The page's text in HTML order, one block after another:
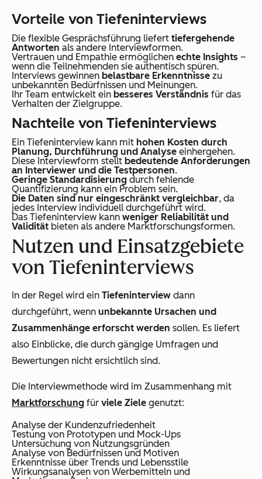
Vorteile von Tiefeninterviews
Die flexible Gesprächsführung liefert tiefergehende
Antworten als andere Interviewformen.
Vertrauen und Empathie ermöglichen echte Insights –
wenn die Teilnehmenden sie authentisch spüren.
Interviews gewinnen belastbare Erkenntnisse zu
unbekannten Bedürfnissen und Meinungen.
Ihr Team entwickelt ein besseres Verständnis für das
Verhalten der Zielgruppe.
Nachteile von Tiefeninterviews
Ein Tiefeninterview kann mit hohen Kosten durch
Planung, Durchführung und Analyse einhergehen.
Diese Interviewform stellt bedeutende Anforderungen
an Interviewer und die Testpersonen.
Geringe Standardisierung durch fehlende
Quantifizierung kann ein Problem sein.
Die Daten sind nur eingeschränkt vergleichbar, da
jedes Interview individuell durchgeführt wird.
Das Tiefeninterview kann weniger Reliabilität und
Validität bieten als andere Marktforschungsformen.
Nutzen und Einsatzgebiete
von Tiefeninterviews
In der Regel wird ein Tiefeninterview dann
durchgeführt, wenn unbekannte Ursachen und
Zusammenhänge erforscht werden sollen. Es liefert
also Einblicke, die durch gängige Umfragen und
Bewertungen nicht ersichtlich sind.
Die Interviewmethode wird im Zusammenhang mit
Marktforschung für viele Ziele genutzt:
Analyse der Kundenzufriedenheit
Testung von Prototypen und Mock-Ups
Untersuchung von Nutzungsgründen
Analyse von Bedürfnissen und Motiven
Erkenntnisse über Trends und Lebensstile
Wirkungsanalysen von Werbemitteln und